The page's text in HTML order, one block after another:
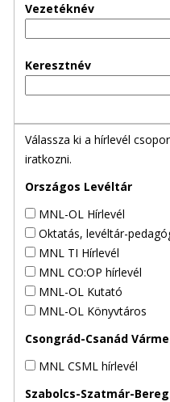
Vezetéknév
Keresztnév
Válassza ki a hírlevél
iratkozni.
Országos Levéltár
MNL-OL Hírlevél
Oktatás, levéltár-
MNL TI Hírlevél
MNL CO:OP hírlevél
MNL-OL Kutató
MNL-OL Könyvtáros
Csongrád-Csanád
MNL CSML hírlevél
Szabolcs-Szatmár-